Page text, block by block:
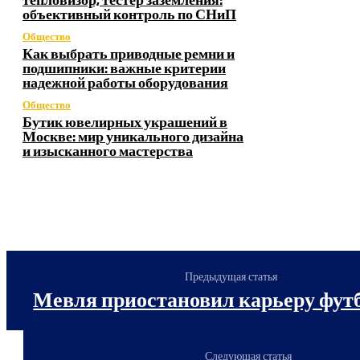
объективный контроль по СНиП
Общество
Как выбрать приводные ремни и
подшипники: важные критерии
надежной работы оборудования
Общество
Бутик ювелирных украшений в
Москве: мир уникального дизайна
и изысканного мастерства
Предыдущая статья
Мевля приостановил карьеру
Следующая статья